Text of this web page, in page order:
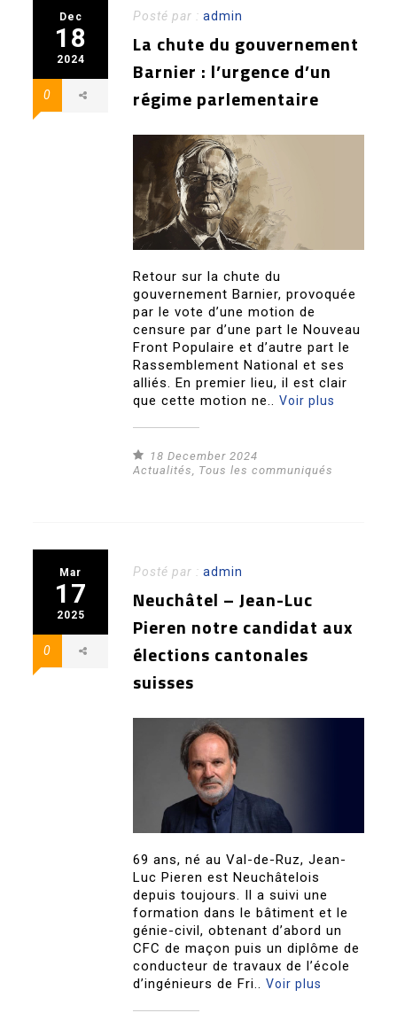
Dec
18
2024
0
Posté par :admin
La chute du gouvernement
Barnier : l’urgence d’un
régime parlementaire
Retour sur la chute du
gouvernement Barnier, provoquée
par le vote d’une motion de
censure par d’une part le Nouveau
Front Populaire et d’autre part le
Rassemblement National et ses
alliés. En premier lieu, il est clair
que cette motion ne..Voir plus
18 December 2024
Actualités, Tous les communiqués
Mar
17
2025
0
Posté par :admin
Neuchâtel – Jean-Luc
Pieren notre candidat aux
élections cantonales
suisses
69 ans, né au Val-de-Ruz, Jean-
Luc Pieren est Neuchâtelois
depuis toujours. Il a suivi une
formation dans le bâtiment et le
génie-civil, obtenant d’abord un
CFC de maçon puis un diplôme de
conducteur de travaux de l’école
d’ingénieurs de Fri..Voir plus